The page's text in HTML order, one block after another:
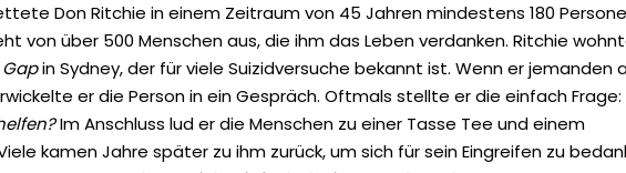
Don Ritchie in einem Zeitraum von 45 Jahren mindestens 180
von über 500 Menschen aus, die ihm das Leben verdanken. Ritchie
Gapin Sydney, der für viele Suizidversuche bekannt ist. Wenn er jemanden
er die Person in ein Gespräch. Oftmals stellte er die einfach Frage:
Im Anschluss lud er die Menschen zu einer Tasse Tee und einem
kamen Jahre später zu ihm zurück, um sich für sein Eingreifen zu